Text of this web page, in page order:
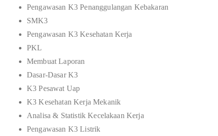
Pengawasan K3 Penanggulangan Kebakaran
SMK3
Pengawasan K3 Kesehatan Kerja
PKL
Membuat Laporan
Dasar-Dasar K3
K3 Pesawat Uap
K3 Kesehatan Kerja Mekanik
Analisa & Statistik Kecelakaan Kerja
Pengawasan K3 Listrik